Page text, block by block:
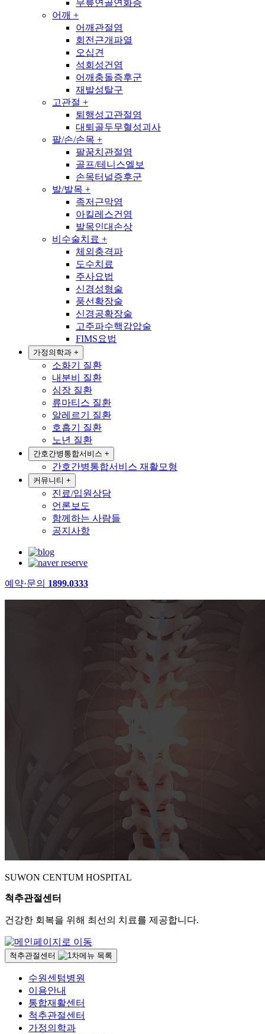
무릎연골연화증
어깨 +
어깨관절염
회전근개파열
오십견
석회성건염
어깨충돌증후군
재발성탈구
고관절 +
퇴행성고관절염
대퇴골두무혈성괴사
팔/손/손목 +
팔꿈치관절염
골프/테니스엘보
손목터널증후군
발/발목 +
족저근막염
아킬레스건염
발목인대손상
비수술치료 +
체외충격파
도수치료
주사요법
신경성형술
풍선확장술
신경공확장술
고주파수핵감압술
FIMS요법
가정의학과 +
소화기 질환
내분비 질환
심장 질환
류마티스 질환
알레르기 질환
호흡기 질환
노년 질환
간호간병통합서비스 +
간호간병통합서비스 재활모형
커뮤니티 +
진료/입원상담
언론보도
함께하는 사람들
공지사항
예약·문의 1899.0333
SUWON CENTUM HOSPITAL
척추관절센터
건강한 회복을 위해 최선의 치료를 제공합니다.
척추관절센터
수원센텀병원
이용안내
통합재활센터
척추관절센터
가정의학과